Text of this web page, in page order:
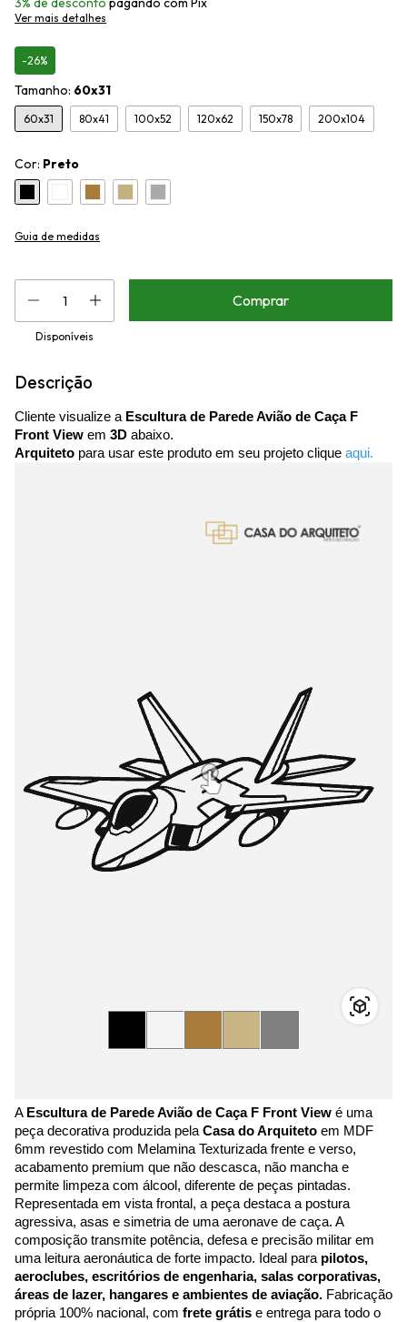
Ver mais detalhes
-26%
Tamanho: 60x31
60x31 80x41 100x52 120x62 150x78 200x104
Cor: Preto
Guia de medidas
Disponíveis
Descrição
Cliente visualize a Escultura de Parede Avião de Caça F
Front View em 3D abaixo.
Arquiteto para usar este produto em seu projeto clique aqui.
A Escultura de Parede Avião de Caça F Front View é uma
peça decorativa produzida pela Casa do Arquiteto em MDF
6mm revestido com Melamina Texturizada frente e verso,
acabamento premium que não descasca, não mancha e
permite limpeza com álcool, diferente de peças pintadas.
Representada em vista frontal, a peça destaca a postura
agressiva, asas e simetria de uma aeronave de caça. A
composição transmite potência, defesa e precisão militar em
uma leitura aeronáutica de forte impacto. Ideal para pilotos,
aeroclubes, escritórios de engenharia, salas corporativas,
áreas de lazer, hangares e ambientes de aviação. Fabricação
própria 100% nacional, com frete grátis e entrega para todo o